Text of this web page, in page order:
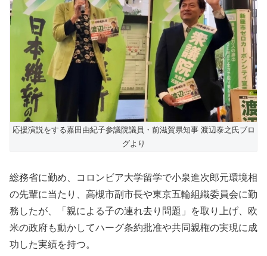
応援演説をする嘉田由紀子参議院議員・前滋賀県知事 渡辺泰之氏ブロ
グより
総務省に勤め、コロンビア大学留学で小泉進次郎元環境相
の先輩に当たり、高槻市副市長や東京五輪組織委員会に勤
務したが、「親による子の連れ去り問題」を取り上げ、欧
米の政府も動かしてハーグ条約批准や共同親権の実現に成
功した実績を持つ。